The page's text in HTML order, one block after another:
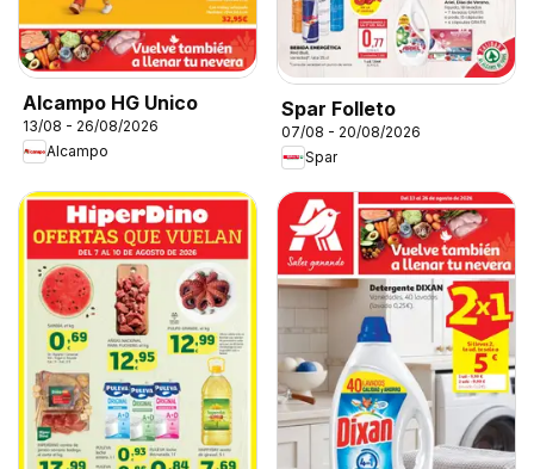
Alcampo HG Unico
13/08 - 26/08/2026
Alcampo
Spar Folleto
07/08 - 20/08/2026
Spar